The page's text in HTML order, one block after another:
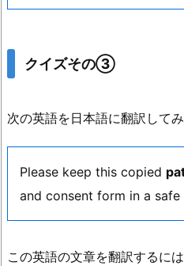
クイズその③
次の英語を日本語に翻訳してみ
Please keep this copied
and consent form in a safe
この英語の文章を翻訳するに